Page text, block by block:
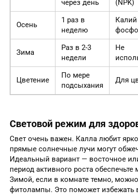
через день (NPK)
Осень
1 раз в
неделю
Калий
Зима
Раз в 2-3
недели
Не
Цветение
По мере
подсыхания
Для
Световой режим для
Свет очень важен. Калла любит
прямые солнечные лучи могут
Идеальный вариант — восточное
период активного роста
Зимой, если в комнате темно,
фитолампы. Это поможет избежать